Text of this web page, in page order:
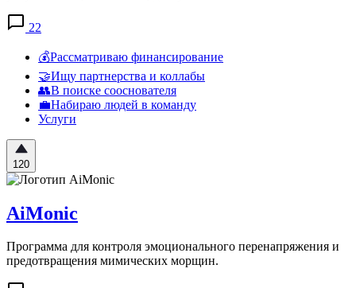
22
💰Рассматриваю финансирование
🤝Ищу партнерства и коллабы
👥В поиске сооснователя
💼Набираю людей в команду
Услуги
120
AiMonic
Программа для контроля эмоционального перенапряжения и
предотвращения мимических морщин.